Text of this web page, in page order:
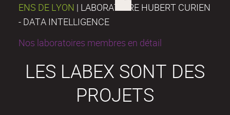
ENS DE LYON | LABORATOIRE HUBERT CURIEN
- DATA INTELLIGENCE
Nos laboratoires membres en détail
LES LABEX SONT DES
PROJETS